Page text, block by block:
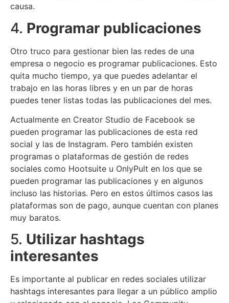
causa.
4. Programar publicaciones
Otro truco para gestionar bien las redes de una
empresa o negocio es programar publicaciones. Esto
quita mucho tiempo, ya que puedes adelantar el
trabajo en las horas libres y en un par de horas
puedes tener listas todas las publicaciones del mes.
Actualmente en Creator Studio de Facebook se
pueden programar las publicaciones de esta red
social y las de Instagram. Pero también existen
programas o plataformas de gestión de redes
sociales como Hootsuite u OnlyPult en los que se
pueden programar las publicaciones y en algunos
incluso las historias. Pero en estos últimos casos las
plataformas son de pago, aunque cuentan con planes
muy baratos.
5. Utilizar hashtags
interesantes
Es importante al publicar en redes sociales utilizar
hashtags interesantes para llegar a un público amplio